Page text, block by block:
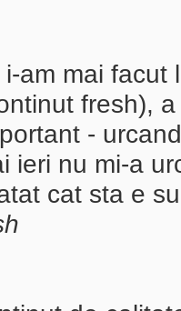
am mai
fresh),
-
ieri nu mi-a
cat sta e